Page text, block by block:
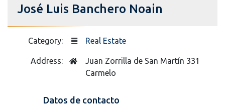
José Luis Banchero Noain
Category: Real Estate
Address:
Juan Zorrilla de San Martín 331
Carmelo
Datos de contacto